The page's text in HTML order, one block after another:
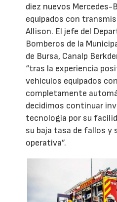
diez nuevos Mercedes-
equipados con
Allison. El jefe del
Bomberos de la
de Bursa, Canalp
“tras la experiencia
vehículos equipados
completamente
decidimos continuar
tecnología por su
su baja tasa de fallos y
operativa”.